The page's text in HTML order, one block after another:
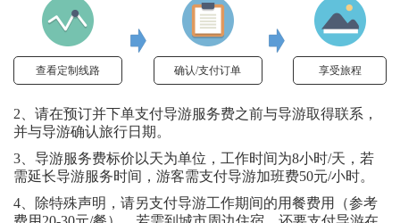
查看定制线路 确认/支付订单 享受旅程
2、请在预订并下单支付导游服务费之前与导游取得联系，
并与导游确认旅行日期。
3、导游服务费标价以天为单位，工作时间为8小时/天，若
需延长导游服务时间，游客需支付导游加班费50元/小时。
4、除特殊声明，请另支付导游工作期间的用餐费用（参考